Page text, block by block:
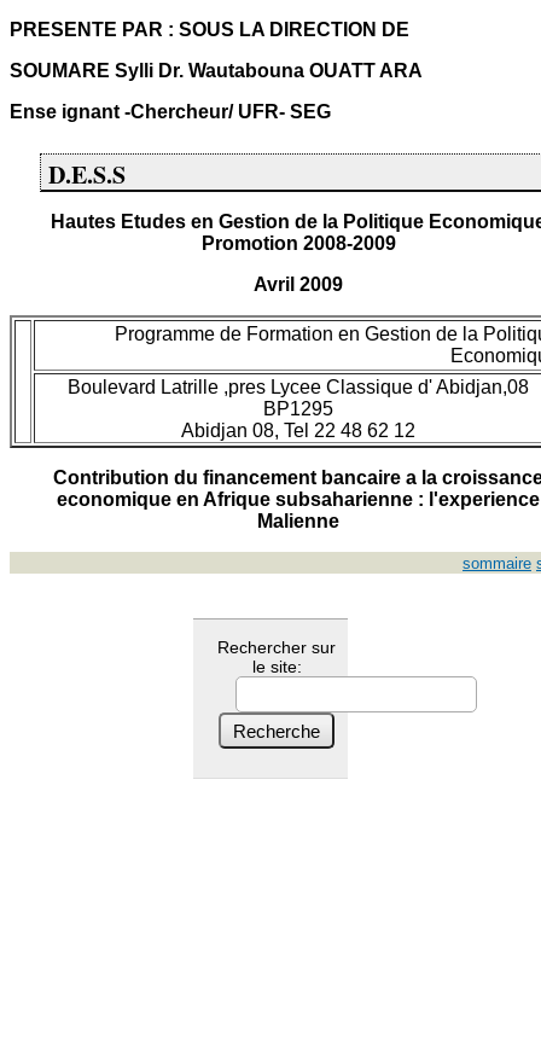
PRESENTE PAR : SOUS LA DIRECTION DE
SOUMARE Sylli Dr. Wautabouna OUATT ARA
Ense ignant -Chercheur/ UFR- SEG
D.E.S.S
Hautes Etudes en Gestion de la Politique
Promotion 2008-2009
Avril 2009
Programme de Formation en Gestion de la
Boulevard Latrille ,pres Lycee Classique d' Abidjan,08
BP1295
Abidjan 08, Tel 22 48 62 12
Contribution du financement bancaire a la
economique en Afrique subsaharienne : l'experience
Malienne
sommaire
Rechercher sur
le site: